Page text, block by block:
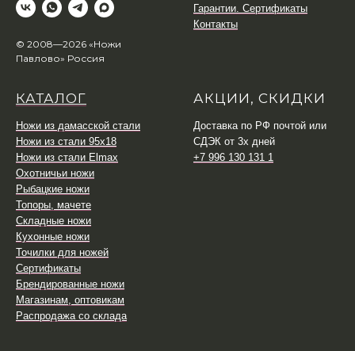
© 2008—2026 «Ножи
Павлово» Россия
Гарантии. Сертификаты
Контакты
КАТАЛОГ
Ножи из дамасской стали
Ножи из стали 95х18
Ножи из стали Elmax
Охотничьи ножи
Рыбацкие ножи
Топоры, мачете
Складные ножи
Кухонные ножи
Точилки для ножей
Сертификаты
Брендированные ножи
Магазинам, оптовикам
Распродажа со склада
АКЦИИ, СКИДКИ
Доставка по РФ почтой или
СДЭК от 3х дней
+7 996 130 131 1